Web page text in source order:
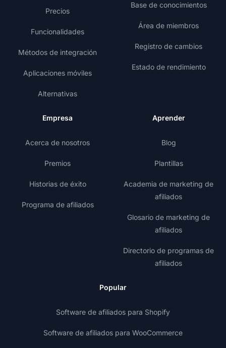
Precios
Funcionalidades
Métodos de integración
Aplicaciones móviles
Alternativas
Base de conocimientos
Área de miembros
Registro de cambios
Estado de rendimiento
Empresa
Acerca de nosotros
Premios
Historias de éxito
Programa de afiliados
Aprender
Blog
Plantillas
Academia de marketing de
afiliados
Glosario de marketing de
afiliados
Directorio de programas de
afiliados
Popular
Software de afiliados para Shopify
Software de afiliados para WooCommerce